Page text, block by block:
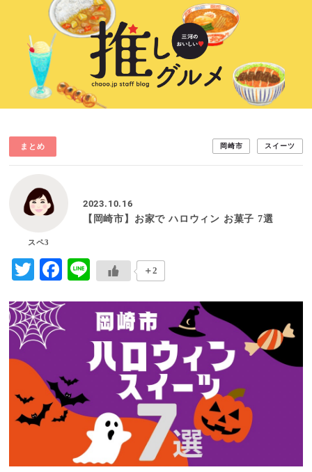
まとめ 岡崎市 スイーツ
スペ3
2023.10.16
【岡崎市】お家で ハロウィン お菓子 7選
Twitter
Facebook
Line ＋2